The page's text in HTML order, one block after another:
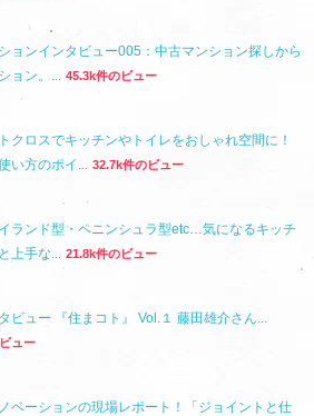
ョンインタビュー005：中古マンション探しから
ョン。...
45.3k件のビュー
クロスでキッチンやトイレをおしゃれ空間に！
い方のポイ...
32.7k件のビュー
ランド型・ペニンシュラ型etc…気になるキッチ
上手な...
21.8k件のビュー
ビュー 『住まコト』 Vol.１ 藤田雄介さん...
ュー
ベーションの現場レポート！「ジョイントと仕